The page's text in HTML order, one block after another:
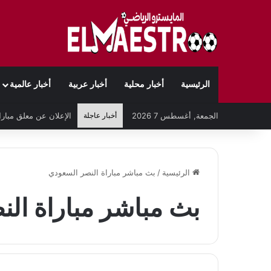
الرئيسية أخبار محلية أخبار عربية أخبار عالمية
الجمعة, أغسطس 7 2026 أخبار عاجلة
الرئيسية / بث مباشر مباراة النصر السعودي
بث مباشر مباراة